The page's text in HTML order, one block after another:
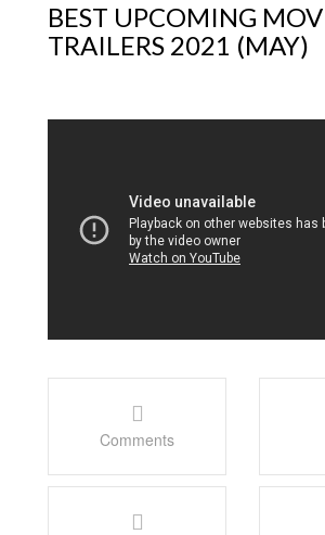
BEST UPCOMING
TRAILERS 2021 (MAY)
Comments